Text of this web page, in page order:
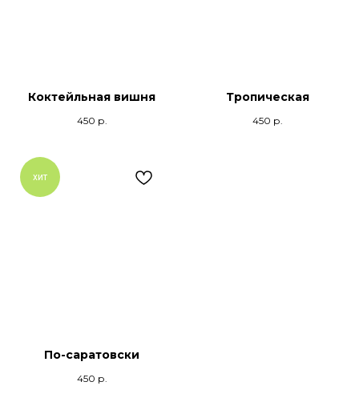
Коктейльная вишня
450 р.
Тропическая
450 р.
хит
По-саратовски
450 р.